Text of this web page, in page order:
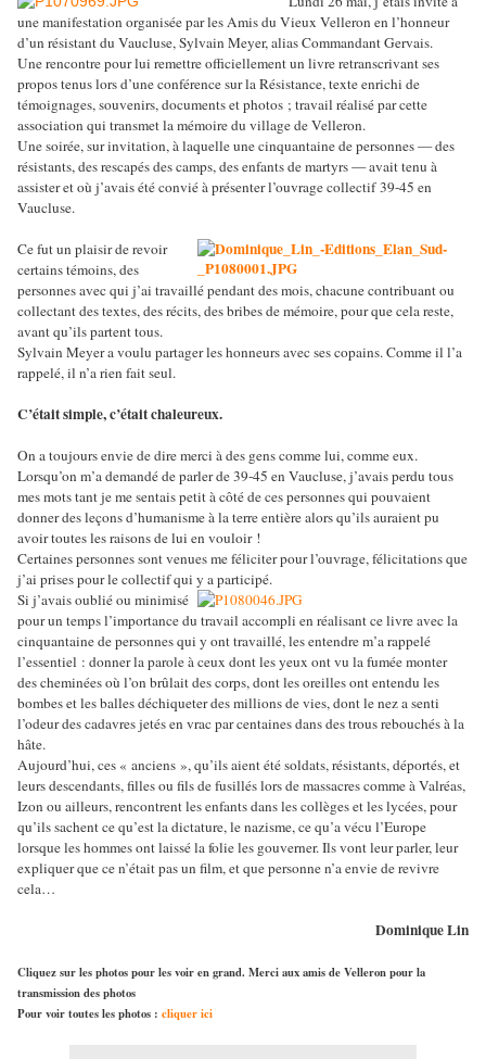
une manifestation organisée par les Amis du Vieux Velleron en l’honneur
d’un résistant du Vaucluse, Sylvain Meyer, alias Commandant Gervais.
Une rencontre pour lui remettre officiellement un livre retranscrivant ses
propos tenus lors d’une conférence sur la Résistance, texte enrichi de
témoignages, souvenirs, documents et photos ; travail réalisé par cette
association qui transmet la mémoire du village de Velleron.
Une soirée, sur invitation, à laquelle une cinquantaine de personnes — des
résistants, des rescapés des camps, des enfants de martyrs — avait tenu à
assister et où j’avais été convié à présenter l’ouvrage collectif 39-45 en
Vaucluse.
Ce fut un plaisir de revoir
certains témoins, des
personnes avec qui j’ai travaillé pendant des mois, chacune contribuant ou
collectant des textes, des récits, des bribes de mémoire, pour que cela reste,
avant qu’ils partent tous.
Sylvain Meyer a voulu partager les honneurs avec ses copains. Comme il l’a
rappelé, il n’a rien fait seul.
C’était simple, c’était chaleureux.
On a toujours envie de dire merci à des gens comme lui, comme eux.
Lorsqu’on m’a demandé de parler de 39-45 en Vaucluse, j’avais perdu tous
mes mots tant je me sentais petit à côté de ces personnes qui pouvaient
donner des leçons d’humanisme à la terre entière alors qu’ils auraient pu
avoir toutes les raisons de lui en vouloir !
Certaines personnes sont venues me féliciter pour l’ouvrage, félicitations que
j’ai prises pour le collectif qui y a participé.
Si j’avais oublié ou minimisé
pour un temps l’importance du travail accompli en réalisant ce livre avec la
cinquantaine de personnes qui y ont travaillé, les entendre m’a rappelé
l’essentiel : donner la parole à ceux dont les yeux ont vu la fumée monter
des cheminées où l’on brûlait des corps, dont les oreilles ont entendu les
bombes et les balles déchiqueter des millions de vies, dont le nez a senti
l’odeur des cadavres jetés en vrac par centaines dans des trous rebouchés à la
hâte.
Aujourd’hui, ces « anciens », qu’ils aient été soldats, résistants, déportés, et
leurs descendants, filles ou fils de fusillés lors de massacres comme à Valréas,
Izon ou ailleurs, rencontrent les enfants dans les collèges et les lycées, pour
qu’ils sachent ce qu’est la dictature, le nazisme, ce qu’a vécu l’Europe
lorsque les hommes ont laissé la folie les gouverner. Ils vont leur parler, leur
expliquer que ce n’était pas un film, et que personne n’a envie de revivre
cela…
Dominique Lin
Cliquez sur les photos pour les voir en grand. Merci aux amis de Velleron pour la
transmission des photos
Pour voir toutes les photos : cliquer ici